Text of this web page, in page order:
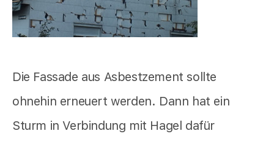
Die Fassade aus Asbestzement sollte
ohnehin erneuert werden. Dann hat ein
Sturm in Verbindung mit Hagel dafür